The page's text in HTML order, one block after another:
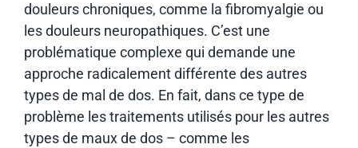
douleurs chroniques, comme la fibromyalgie ou
les douleurs neuropathiques. C’est une
problématique complexe qui demande une
approche radicalement différente des autres
types de mal de dos. En fait, dans ce type de
problème les traitements utilisés pour les autres
types de maux de dos – comme les